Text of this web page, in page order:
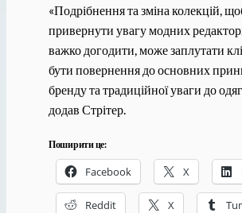
«Подрібнення та зміна колекцій,
привернути увагу модних
важко догодити, може заплутати
бути повернення до основних
бренду та традиційної уваги до
додав Стрітер.
Поширити це:
Facebook X
Reddit X